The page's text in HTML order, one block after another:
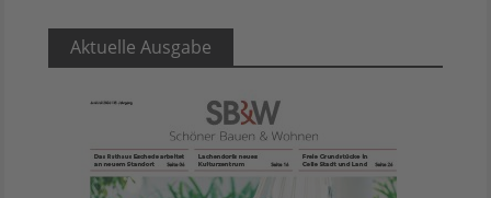
Aktuelle Ausgabe